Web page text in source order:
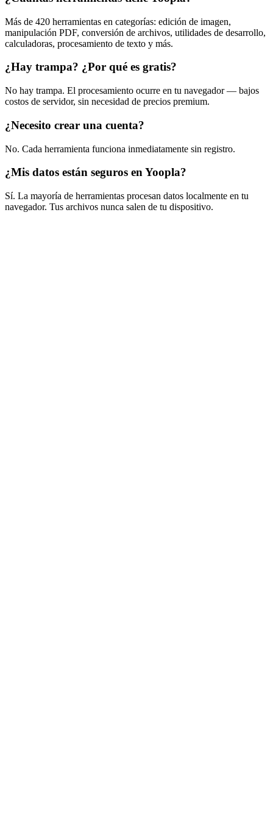
Más de 420 herramientas en categorías: edición de imagen,
manipulación PDF, conversión de archivos, utilidades de desarrollo,
calculadoras, procesamiento de texto y más.
¿Hay trampa? ¿Por qué es gratis?
No hay trampa. El procesamiento ocurre en tu navegador — bajos
costos de servidor, sin necesidad de precios premium.
¿Necesito crear una cuenta?
No. Cada herramienta funciona inmediatamente sin registro.
¿Mis datos están seguros en Yoopla?
Sí. La mayoría de herramientas procesan datos localmente en tu
navegador. Tus archivos nunca salen de tu dispositivo.